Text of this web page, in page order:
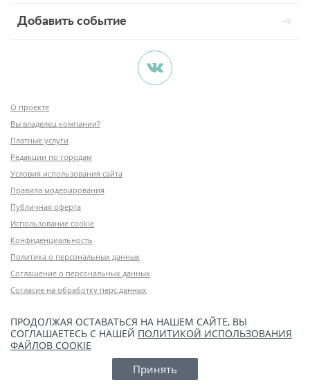
Добавить событие
О проекте
Вы владелец компании?
Платные услуги
Редакции по городам
Условия использования сайта
Правила модерирования
Публичная оферта
Использование cookie
Конфиденциальность
Политика о персональных данных
Соглашение о персональных данных
Согласие на обработку перс.данных
ПРОДОЛЖАЯ ОСТАВАТЬСЯ НА НАШЕМ САЙТЕ, ВЫ
СОГЛАШАЕТЕСЬ С НАШЕЙ ПОЛИТИКОЙ ИСПОЛЬЗОВАНИЯ
ФАЙЛОВ COOKIE
Принять